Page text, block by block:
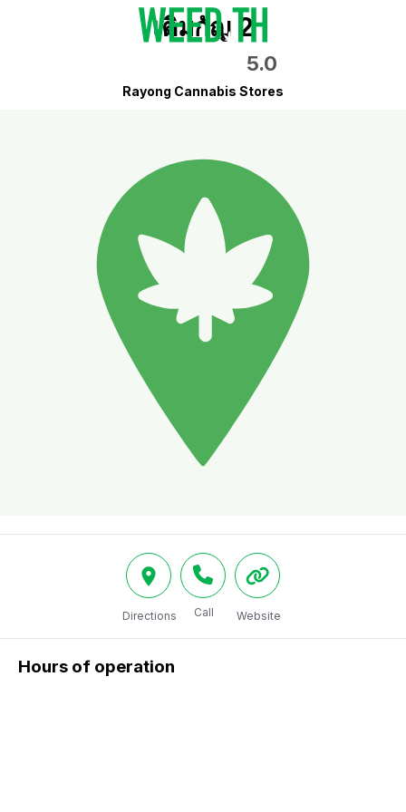
เติมกัญ 2
5.0
Rayong Cannabis Stores
Directions Call Website
Hours of operation